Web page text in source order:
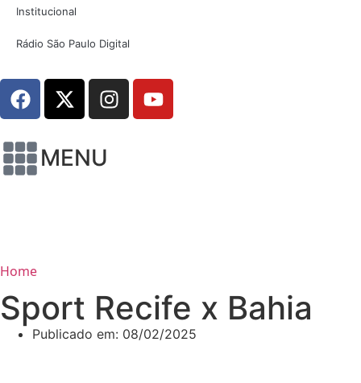
Institucional
Rádio São Paulo Digital
MENU
Home
Sport Recife x Bahia
Publicado em: 08/02/2025